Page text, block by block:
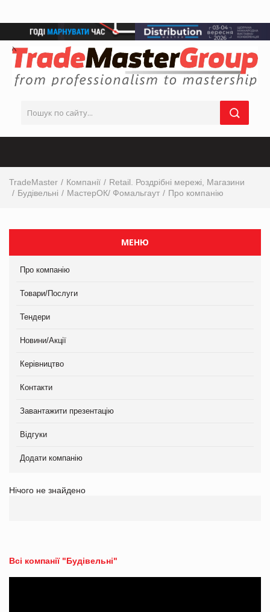
TradeMaster Компанії
Retail. Роздрібні мережі, Магазини
Будівельні
МастерОК/ Фомальгаут Про компанію
МЕНЮ
Про компанію
Товари/Послуги
Тендери
Новини/Акції
Керівництво
Контакти
Завантажити презентацію
Відгуки
Додати компанію
Нічого не знайдено
Всі компанії "Будівельні"